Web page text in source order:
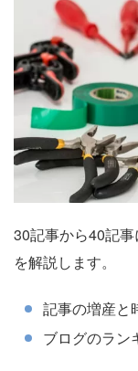
30記事から40記
を解説します。
記事の増産と
ブログのラン